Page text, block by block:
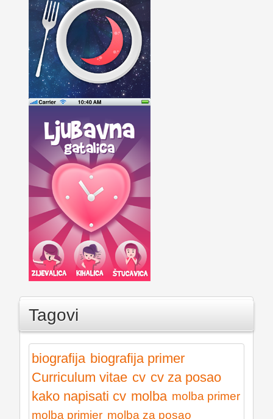
Tagovi
biografija biografija primer
Curriculum vitae cv cv za posao
kako napisati cv molba molba primer
molba primjer molba za posao